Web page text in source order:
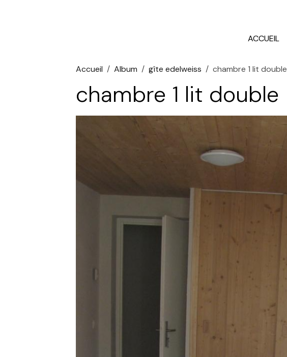
ACCUEIL
Accueil Album gîte edelweiss chambre 1 lit double
chambre 1 lit double